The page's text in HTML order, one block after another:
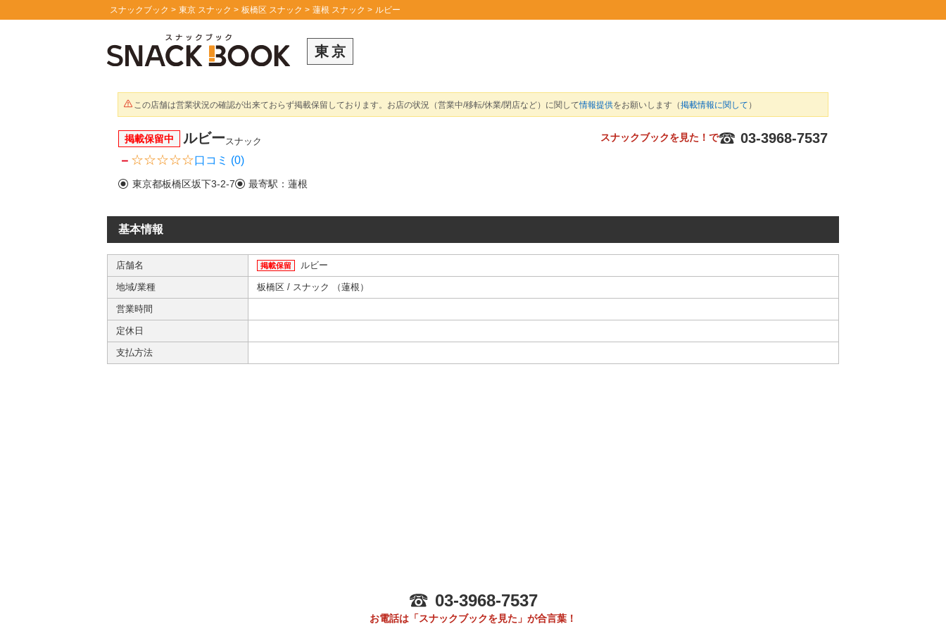
スナックブック 東京 スナック 板橋区 スナック 蓮根 スナック ルビー
東京
この店舗は営業状況の確認が出来ておらず掲載保留しております。お店の状況（営業中/移転/休業/閉店など）に関して情報提供をお願いします（掲載情報に関して ）
掲載保留中 ルビー スナック
－ 口コミ (0)
東京都板橋区坂下3-2-7 最寄駅：蓮根
スナックブックを見た！で 03-3968-7537
基本情報
店舗名 掲載保留 ルビー
地域/業種 板橋区 / スナック （蓮根 ）
営業時間
定休日
支払方法
03-3968-7537
お電話は「スナックブックを見た」が合言葉！